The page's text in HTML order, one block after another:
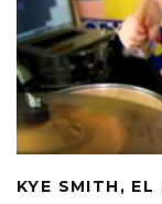
KYE SMITH,